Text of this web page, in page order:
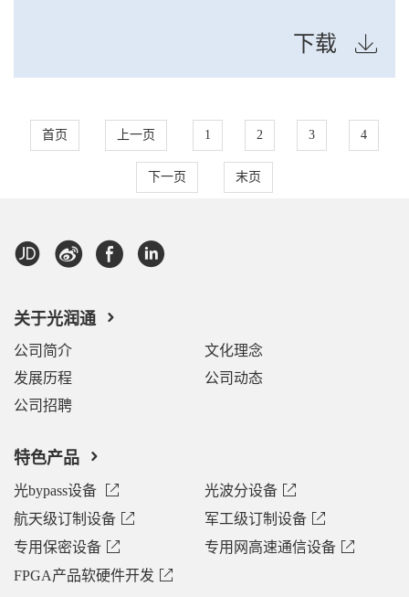
下载
首页 上一页 1 2 3 4
下一页 末页
关于光润通
公司简介
文化理念
发展历程
公司动态
公司招聘
特色产品
光bypass设备
光波分设备
航天级订制设备
军工级订制设备
专用保密设备
专用网高速通信设备
FPGA产品软硬件开发